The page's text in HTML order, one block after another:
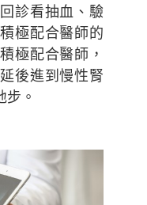
診看抽血、驗
極配合醫師的
極配合醫師，
後進到慢性腎
步。